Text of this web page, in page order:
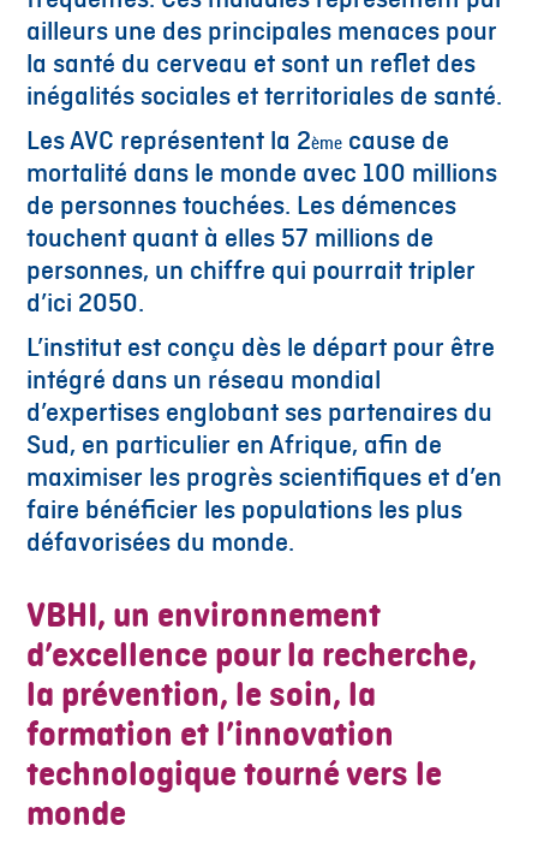
ailleurs une des principales menaces pour
la santé du cerveau et sont un reflet des
inégalités sociales et territoriales de santé.
Les AVC représentent la 2ème cause de
mortalité dans le monde avec 100 millions
de personnes touchées. Les démences
touchent quant à elles 57 millions de
personnes, un chiffre qui pourrait tripler
d’ici 2050.
L’institut est conçu dès le départ pour être
intégré dans un réseau mondial
d’expertises englobant ses partenaires du
Sud, en particulier en Afrique, afin de
maximiser les progrès scientifiques et d’en
faire bénéficier les populations les plus
défavorisées du monde.
VBHI, un environnement
d’excellence pour la recherche,
la prévention, le soin, la
formation et l’innovation
technologique tourné vers le
monde